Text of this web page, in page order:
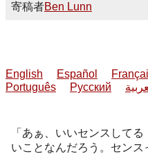
寄稿者Ben Lunn
English Español
Português
Русский
あぁ、いいセンスして
いことなんだろう。センス